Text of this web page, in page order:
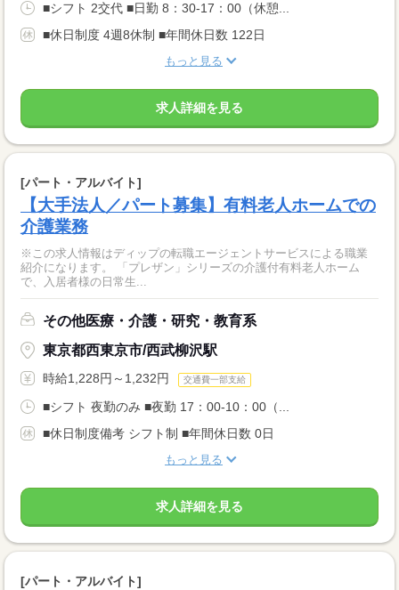
■シフト 2交代 ■日勤 8：30-17：00（休憩...
■休日制度 4週8休制 ■年間休日数 122日
もっと見る
求人詳細を見る
[パート・アルバイト]
【大手法人／パート募集】有料老人ホームでの
介護業務
※この求人情報はディップの転職エージェントサービスによる職業
紹介になります。 「プレザン」シリーズの介護付有料老人ホーム
で、入居者様の日常生...
その他医療・介護・研究・教育系
東京都西東京市/西武柳沢駅
時給1,228円～1,232円 交通費一部支給
■シフト 夜勤のみ ■夜勤 17：00-10：00（...
■休日制度備考 シフト制 ■年間休日数 0日
もっと見る
求人詳細を見る
[パート・アルバイト]